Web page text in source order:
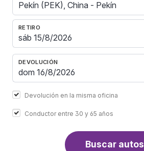
RETIRO
DEVOLUCIÓN
Devolución en la misma oficina
Conductor entre 30 y 65 años
Buscar autos